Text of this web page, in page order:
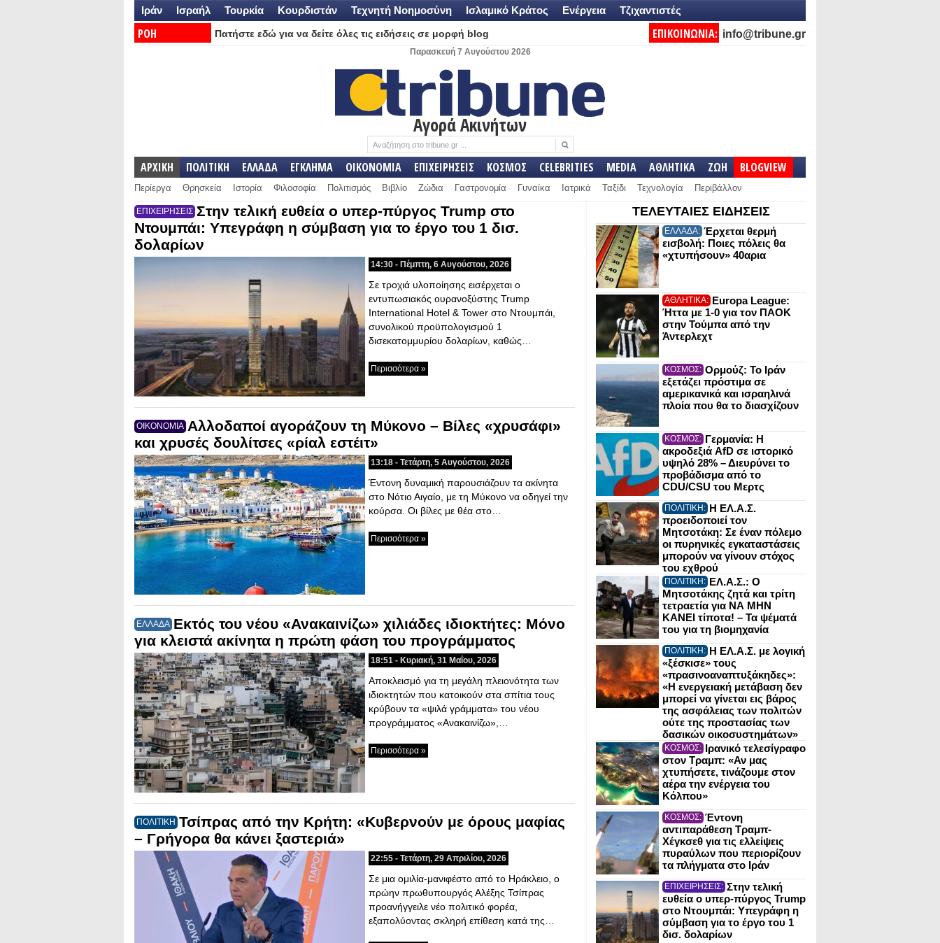
Ιράν Ισραήλ Τουρκία Κουρδιστάν Τεχνητή Νοημοσύνη Ισλαμικό Κράτος Ενέργεια Τζιχαντιστές
ΡΟΗ
Πατήστε εδώ για να δείτε όλες τις ειδήσεις σε μορφή blog ΕΠΙΚΟΙΝΩΝΙΑ: info@tribune.gr
Παρασκευή 7 Αυγούστου 2026
Αγορά Ακινήτων
ΑΡΧΙΚΗ ΠΟΛΙΤΙΚΗ ΕΛΛΑΔΑ ΕΓΚΛΗΜΑ ΟΙΚΟΝΟΜΙΑ ΕΠΙΧΕΙΡΗΣΕΙΣ ΚΟΣΜΟΣ CELEBRITIES MEDIA ΑΘΛΗΤΙΚΑ ΖΩΗ BLOGVIEW
Περίεργα Θρησκεία Ιστορία Φιλοσοφία Πολιτισμός Βιβλίο Ζώδια Γαστρονομία Γυναίκα Ιατρικά Ταξίδι Τεχνολογία Περιβάλλον
ΕΠΙΧΕΙΡΗΣΕΙΣ Στην τελική ευθεία ο υπερ-πύργος Trump στο
Ντουμπάι: Υπεγράφη η σύμβαση για το έργο του 1 δισ.
δολαρίων
14:30 - Πέμπτη, 6 Αυγούστου, 2026
Σε τροχιά υλοποίησης εισέρχεται ο
εντυπωσιακός ουρανοξύστης Trump
International Hotel & Tower στο Ντουμπάι,
συνολικού προϋπολογισμού 1
δισεκατομμυρίου δολαρίων, καθώς…
Περισσότερα »
ΟΙΚΟΝΟΜΙΑ Αλλοδαποί αγοράζουν τη Μύκονο – Βίλες «χρυσάφι»
και χρυσές δουλίτσες «ρίαλ εστέιτ»
13:18 - Τετάρτη, 5 Αυγούστου, 2026
Έντονη δυναμική παρουσιάζουν τα ακίνητα
στο Νότιο Αιγαίο, με τη Μύκονο να οδηγεί την
κούρσα. Οι βίλες με θέα στο…
Περισσότερα »
ΕΛΛΑΔΑ Εκτός του νέου «Ανακαινίζω» χιλιάδες ιδιοκτήτες: Μόνο
για κλειστά ακίνητα η πρώτη φάση του προγράμματος
18:51 - Κυριακή, 31 Μαΐου, 2026
Αποκλεισμό για τη μεγάλη πλειονότητα των
ιδιοκτητών που κατοικούν στα σπίτια τους
κρύβουν τα «ψιλά γράμματα» του νέου
προγράμματος «Ανακαινίζω»,…
Περισσότερα »
ΠΟΛΙΤΙΚΗ Τσίπρας από την Κρήτη: «Κυβερνούν με όρους μαφίας
– Γρήγορα θα κάνει ξαστεριά»
22:55 - Τετάρτη, 29 Απριλίου, 2026
Σε μια ομιλία-μανιφέστο από το Ηράκλειο, ο
πρώην πρωθυπουργός Αλέξης Τσίπρας
προανήγγειλε νέο πολιτικό φορέα,
εξαπολύοντας σκληρή επίθεση κατά της…
ΤΕΛΕΥΤΑΙΕΣ ΕΙΔΗΣΕΙΣ
ΕΛΛΑΔΑ: Έρχεται θερμή
εισβολή: Ποιες πόλεις θα
«χτυπήσουν» 40αρια
ΑΘΛΗΤΙΚΑ: Europa League:
Ήττα με 1-0 για τον ΠΑΟΚ
στην Τούμπα από την
Άντερλεχτ
ΚΟΣΜΟΣ: Ορμούζ: Το Ιράν
εξετάζει πρόστιμα σε
αμερικανικά και ισραηλινά
πλοία που θα το διασχίζουν
ΚΟΣΜΟΣ: Γερμανία: Η
ακροδεξιά AfD σε ιστορικό
υψηλό 28% – Διευρύνει το
προβάδισμα από το
CDU/CSU του Μερτς
ΠΟΛΙΤΙΚΗ: Η ΕΛ.Α.Σ.
προειδοποιεί τον
Μητσοτάκη: Σε έναν πόλεμο
οι πυρηνικές εγκαταστάσεις
μπορούν να γίνουν στόχος
του εχθρού
ΠΟΛΙΤΙΚΗ: ΕΛ.Α.Σ.: Ο
Μητσοτάκης ζητά και τρίτη
τετραετία για ΝΑ ΜΗΝ
ΚΑΝΕΙ τίποτα! – Τα ψέματά
του για τη βιομηχανία
ΠΟΛΙΤΙΚΗ: Η ΕΛ.Α.Σ. με λογική
«ξέσκισε» τους
«πρασινοαναπτυξάκηδες»:
«Η ενεργειακή μετάβαση δεν
μπορεί να γίνεται εις βάρος
της ασφάλειας των πολιτών
ούτε της προστασίας των
δασικών οικοσυστημάτων»
ΚΟΣΜΟΣ: Ιρανικό τελεσίγραφο
στον Τραμπ: «Αν μας
χτυπήσετε, τινάζουμε στον
αέρα την ενέργεια του
Κόλπου»
ΚΟΣΜΟΣ: Έντονη
αντιπαράθεση Τραμπ-
Χέγκσεθ για τις ελλείψεις
πυραύλων που περιορίζουν
τα πλήγματα στο Ιράν
ΕΠΙΧΕΙΡΗΣΕΙΣ: Στην τελική
ευθεία ο υπερ-πύργος Trump
στο Ντουμπάι: Υπεγράφη η
σύμβαση για το έργο του 1
δισ. δολαρίων